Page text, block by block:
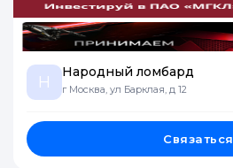
Н
Народный ломбард
г Москва, ул Барклая, д 12
Связаться